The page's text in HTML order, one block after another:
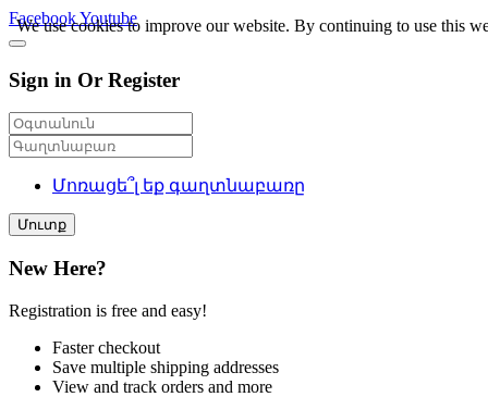
FacebookYoutube
Sign in Or Register
Մոռացե՞լ եք գաղտնաբառը
Մուտք
New Here?
Registration is free and easy!
Faster checkout
Save multiple shipping addresses
View and track orders and more
We use cookies to improve our website. By continuing to use this